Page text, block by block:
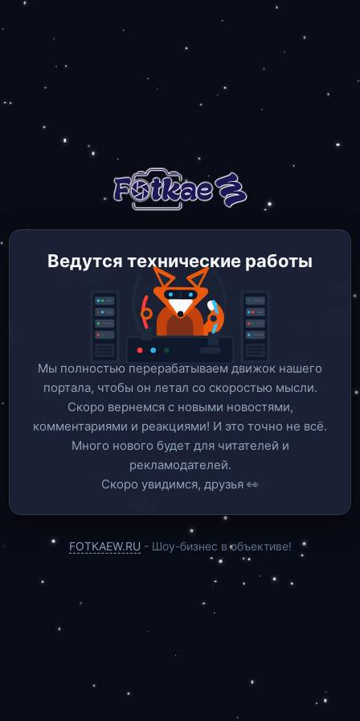
Ведутся технические работы
Мы полностью перерабатываем движок нашего
портала, чтобы он летал со скоростью мысли.
Скоро вернемся c новыми новостями,
комментариями и реакциями! И это точно не всё.
Много нового будет для читателей и
рекламодателей.
Скоро увидимся, друзья 👀
FOTKAEW.RU - Шоу-бизнес в объективе!